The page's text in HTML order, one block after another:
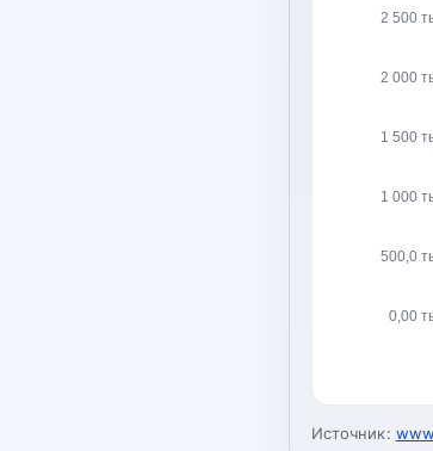
0,00
500,0
1 000
1 500
2 000
2 500
Источник: